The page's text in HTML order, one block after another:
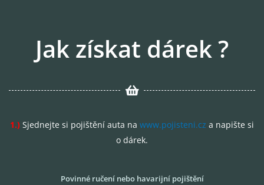
Jak získat dárek ?
1.) Sjednejte si pojištění auta na www.pojisteni.cz a napište si
o dárek.
Povinné ručení nebo havarijní pojištění